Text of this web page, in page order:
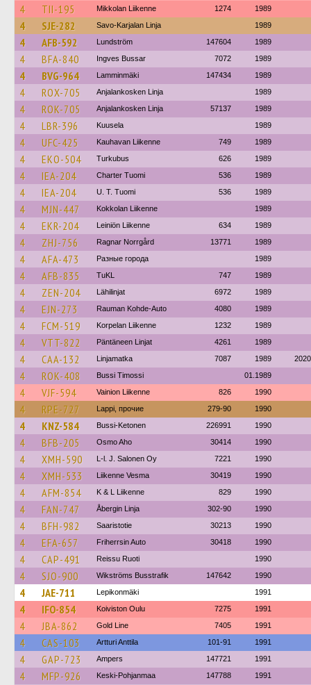
4 TII-195 Mikkolan Liikenne 1274 1989
4 SJE-282 Savo-Karjalan Linja 1989
4 AFB-592 Lundström 147604 1989
4 BFA-840 Ingves Bussar 7072 1989
4 BVG-964 Lamminmäki 147434 1989
4 ROX-705 Anjalankosken Linja 1989
4 ROK-705 Anjalankosken Linja 57137 1989
4 LBR-396 Kuusela 1989
4 UFC-425 Kauhavan Liikenne 749 1989
4 EKO-504 Turkubus 626 1989
4 IEA-204 Charter Tuomi 536 1989
4 IEA-204 U. T. Tuomi 536 1989
4 MJN-447 Kokkolan Liikenne 1989
4 EKR-204 Leiniön Liikenne 634 1989
4 ZHJ-756 Ragnar Norrgård 13771 1989
4 AFA-473 Разные города 1989
4 AFB-835 TuKL 747 1989
4 ZEN-204 Lähilinjat 6972 1989
4 EJN-273 Rauman Kohde-Auto 4080 1989
4 FCM-519 Korpelan Liikenne 1232 1989
4 VTT-822 Päntäneen Linjat 4261 1989
4 CAA-132 Linjamatka 7087 1989 2020
4 ROK-408 Bussi Timossi 01.1989
4 VJF-594 Vainion Liikenne 826 1990
4 RPE-727 Lappi, прочие 279-90 1990
4 KNZ-584 Bussi-Ketonen 226991 1990
4 BFB-205 Osmo Aho 30414 1990
4 XMH-590 L-l. J. Salonen Oy 7221 1990
4 XMH-533 Liikenne Vesma 30419 1990
4 AFM-854 K & L Liikenne 829 1990
4 FAN-747 Åbergin Linja 302-90 1990
4 BFH-982 Saaristotie 30213 1990
4 EFA-657 Friherrsin Auto 30418 1990
4 CAP-491 Reissu Ruoti 1990
4 SJO-900 Wikströms Busstrafik 147642 1990
4 JAE-711 Lepikonmäki 1991
4 IFO-854 Koiviston Oulu 7275 1991
4 JBA-862 Gold Line 7405 1991
4 CAS-103 Artturi Anttila 101-91 1991
4 GAP-723 Ampers 147721 1991
4 MFP-926 Keski-Pohjanmaa 147788 1991